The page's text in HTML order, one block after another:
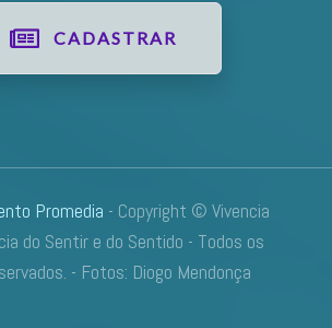
CADASTRAR
Promedia - Copyright © Vivencia
do Sentir e do Sentido - Todos os
- Fotos: Diogo Mendonça